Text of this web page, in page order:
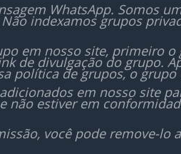
WhatsApp. Somos
indexamos grupos
em nosso site, primeiro
de divulgação do grupo.
política de grupos, o
em nosso site
estiver em
você pode remove-lo